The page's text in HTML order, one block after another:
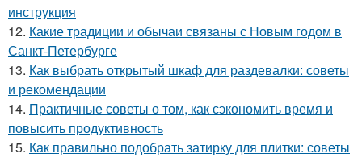
инструкция
12. Какие традиции и обычаи связаны с Новым годом в
Санкт-Петербурге
13. Как выбрать открытый шкаф для раздевалки: советы
и рекомендации
14. Практичные советы о том, как сэкономить время и
повысить продуктивность
15. Как правильно подобрать затирку для плитки: советы